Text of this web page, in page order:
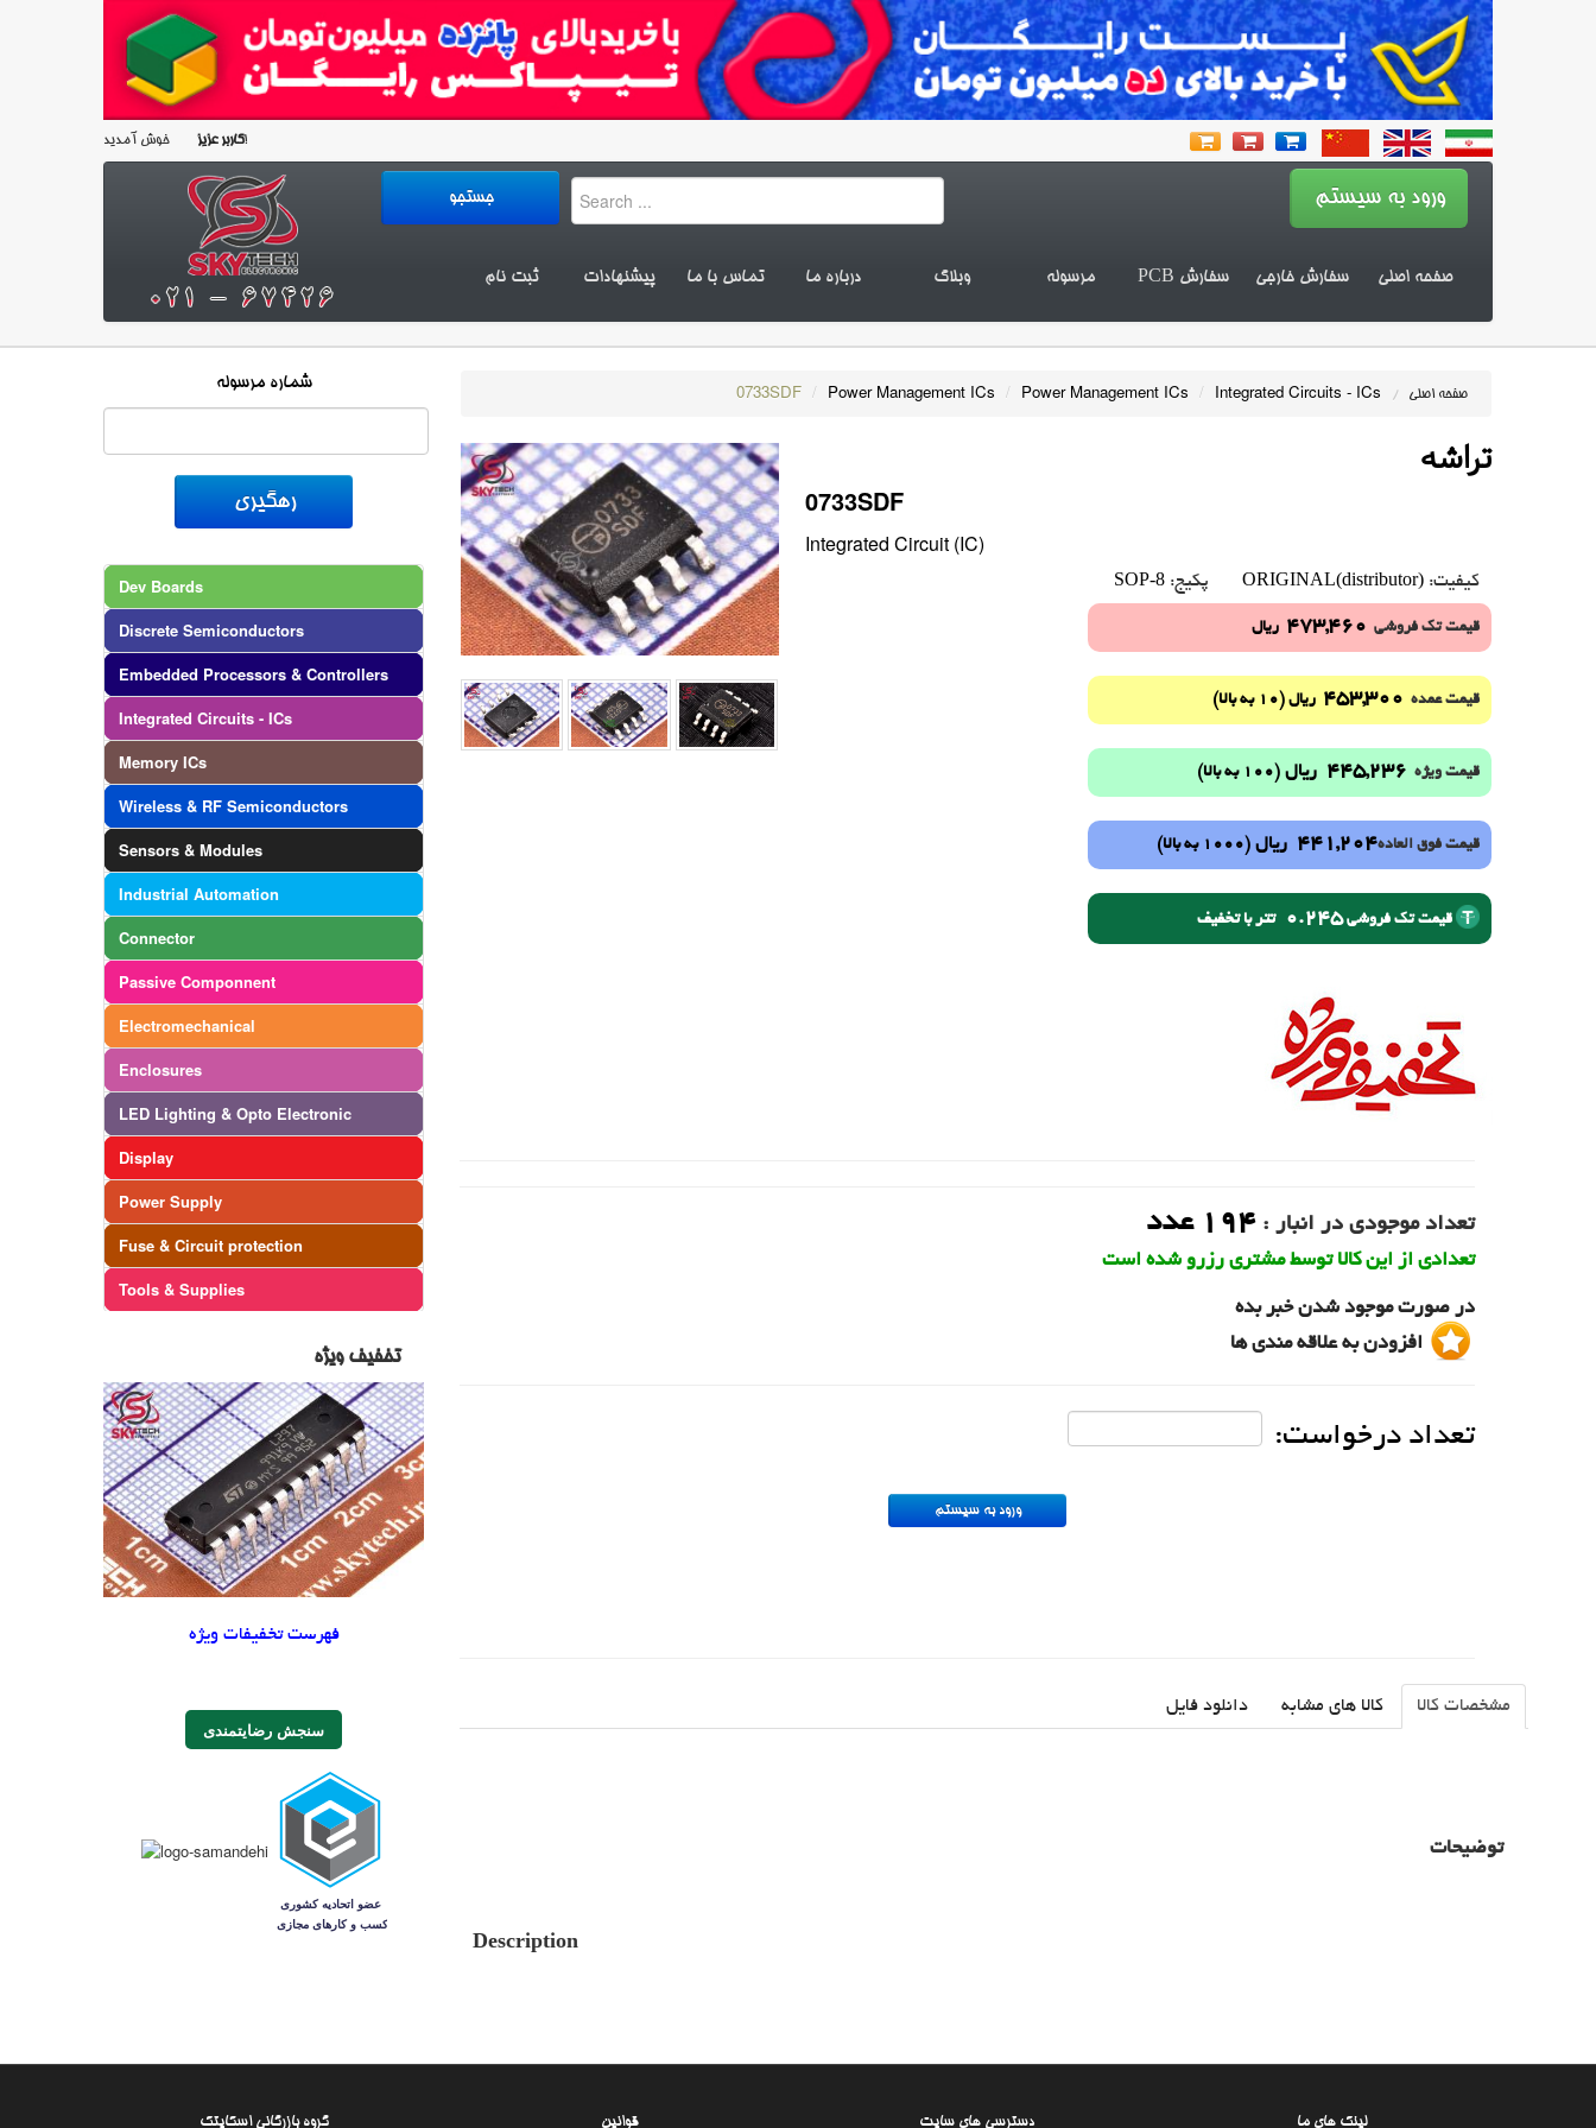
کاربر عزیزخوش آمدید!
صفحه اصلی سفارش خارجی سفارش PCB مرسوله وبلاگ درباره ما تماس با ما پیشنهادات ثبت نام
شماره مرسوله
Dev Boards
Discrete Semiconductors
Embedded Processors & Controllers
Integrated Circuits - ICs
Memory ICs
Wireless & RF Semiconductors
Sensors & Modules
Industrial Automation
Connector
Passive Componnent
Electromechanical
Enclosures
LED Lighting & Opto Electronic
Display
Power Supply
Fuse & Circuit protection
Tools & Supplies
تخفیف ویژه
فهرست تخفیفات ویژه
سنجش رضایتمندی
صفحه اصلی /
Integrated Circuits - ICs
/
Power Management ICs
/
Power Management ICs
/
0733SDF
تراشه
0733SDF
Integrated Circuit (IC)
کیفیت: ORIGINAL(distributor) پکیج: SOP-8
قیمت تک فروشی 473,460 ریال
قیمت عمده 453,300 ریال (10 به بالا)
قیمت ویژه 445,236 ریال (100 به بالا)
قیمت فوق العاده441,204 ریال (1000 به بالا)
قیمت تک فروشی0.245 تتر با تخفیف
تعداد موجودی در انبار : 194 عدد
تعدادی از این کالا توسط مشتری رزرو شده است
در صورت موجود شدن خبر بده
افزودن به علاقه مندی ها
تعداد درخواست:
مشخصات کالا کالا های مشابه دانلود فایل
توضیحات
Description
گروه بازرگانی اسکایتک قوانین دسترسی های سایت لینک های ما